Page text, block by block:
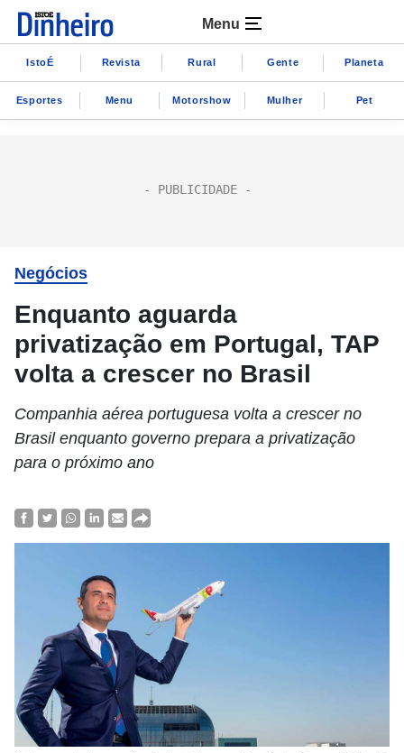
Menu
IstoÉ Revista Rural Gente Planeta
Esportes Menu Motorshow Mulher Pet
Negócios
Enquanto aguarda
privatização em Portugal, TAP
volta a crescer no Brasil
Companhia aérea portuguesa volta a crescer no
Brasil enquanto governo prepara a privatização
para o próximo ano